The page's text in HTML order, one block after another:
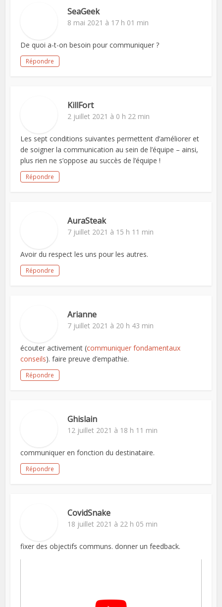
SeaGeek
8 mai 2021 à 17 h 01 min
De quoi a-t-on besoin pour communiquer ?
Répondre
KillFort
2 juillet 2021 à 0 h 22 min
Les sept conditions suivantes permettent d’améliorer et
de soigner la communication au sein de l’équipe – ainsi,
plus rien ne s’oppose au succès de l’équipe !
Répondre
AuraSteak
7 juillet 2021 à 15 h 11 min
Avoir du respect les uns pour les autres.
Répondre
Arianne
7 juillet 2021 à 20 h 43 min
écouter activement (communiquer fondamentaux
conseils). faire preuve d’empathie.
Répondre
Ghislain
12 juillet 2021 à 18 h 11 min
communiquer en fonction du destinataire.
Répondre
CovidSnake
18 juillet 2021 à 22 h 05 min
fixer des objectifs communs. donner un feedback.